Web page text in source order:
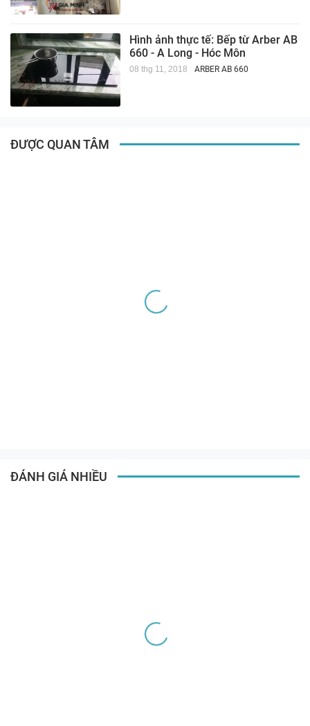
Hình ảnh thực tế: Bếp từ Arber AB
660 - A Long - Hóc Môn
08 thg 11, 2018 ARBER AB 660
ĐƯỢC QUAN TÂM
ĐÁNH GIÁ NHIỀU